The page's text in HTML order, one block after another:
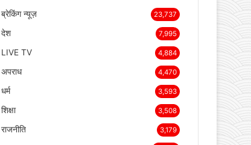
Categories
ब्रेकिंग न्यूज़ 23,737
देश 7,995
LIVE TV 4,884